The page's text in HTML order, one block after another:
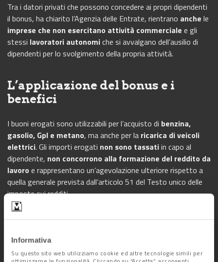
Informativa
Su questo sito web utilizziamo cookie ed altre tecnologie simili per
Tra i datori privati che possono concedere ai propri dipendenti
il bonus, ha chiarito l’Agenzia delle Entrate, rientrano anche le
imprese che non esercitano attività commerciale e gli
stessi lavoratori autonomiche si avvalgano dell’ausilio di
dipendenti per lo svolgimento della propria attività.
L’applicazione del bonus e i
benefici
I buoni erogati sono utilizzabili per l’acquisto di benzina,
gasolio, Gpl e metano, ma anche per la ricarica di veicoli
elettrici. Gli importi erogati non sono tassatiin capo al
dipendente, non concorrono alla formazione del reddito da
lavoro e rappresentano un’agevolazione ulteriore rispetto a
quella generale prevista dall’articolo 51 del Testo unico delle
imposte sui redditi.
L’importo massimo
tanto nel caso in cui l’importo sia assegnato attraverso